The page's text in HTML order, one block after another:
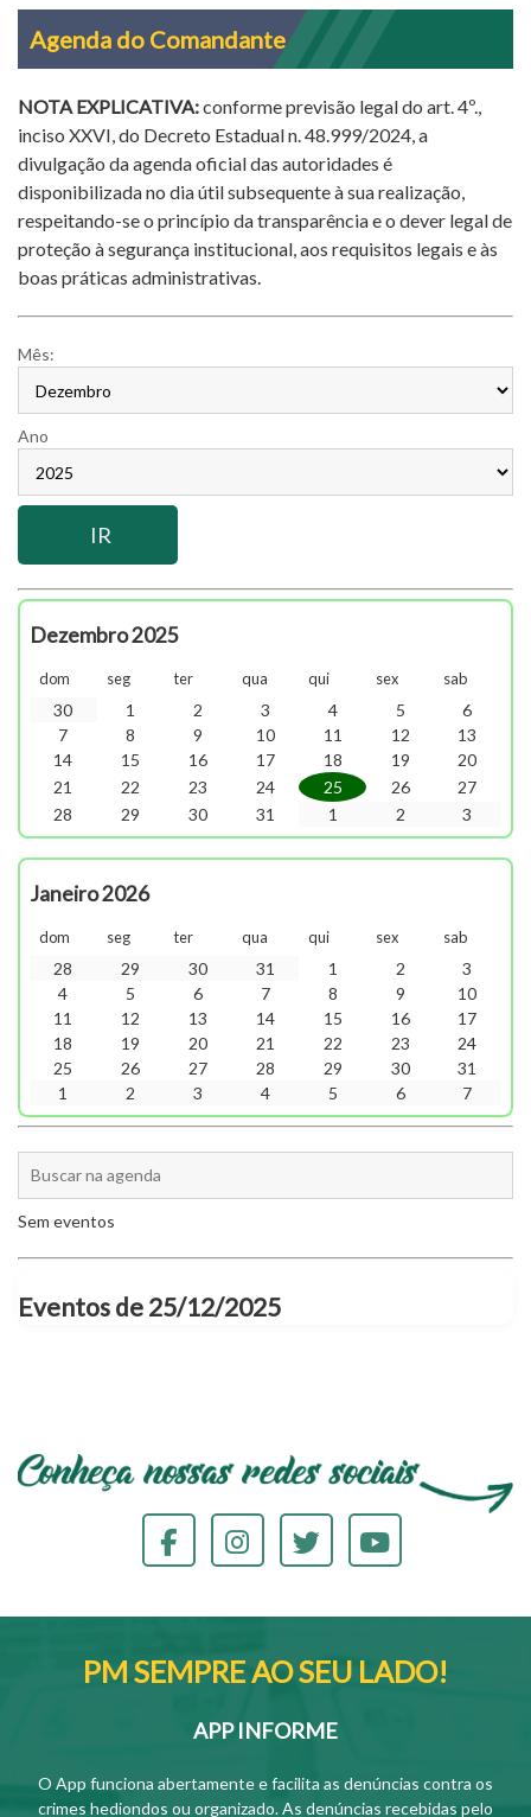
Agenda do Comandante
NOTA EXPLICATIVA:conforme previsão legal do art. 4º.,
inciso XXVI, do Decreto Estadual n. 48.999/2024, a
divulgação da agenda oficial das autoridades é
disponibilizada no dia útil subsequente à sua realização,
respeitando-se o princípio da transparência e o dever legal de
proteção à segurança institucional, aos requisitos legais e às
boas práticas administrativas.
Mês:
Ano
Dezembro 2025
dom seg ter qua qui sex sab
30 1 2 3 4 5
6
7
8 9 10 11 12
13
14
15 16 17 18 19
20
21
22 23 24 25 26
27
28
29 30 31 1 2 3
Janeiro 2026
dom seg ter qua qui sex sab
28 29 30 31 1 2
3
4
5 6 7 8 9
10
11
12 13 14 15 16
17
18
19 20 21 22 23
24
25
26 27 28 29 30
31
1
2 3 4 5 6 7
Sem eventos
Eventos de 25/12/2025
PM SEMPRE AO SEU LADO!
APP INFORME
O App funciona abertamente e facilita as denúncias contra os
crimes hediondos ou organizado. As denúncias recebidas pelo